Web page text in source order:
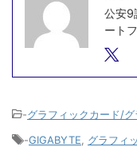
公安9
ート
-グラフィックカード/
-GIGABYTE グラフィ